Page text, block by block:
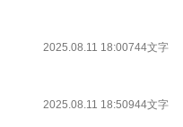
2025.08.11 18:00744文字
2025.08.11 18:50944文字